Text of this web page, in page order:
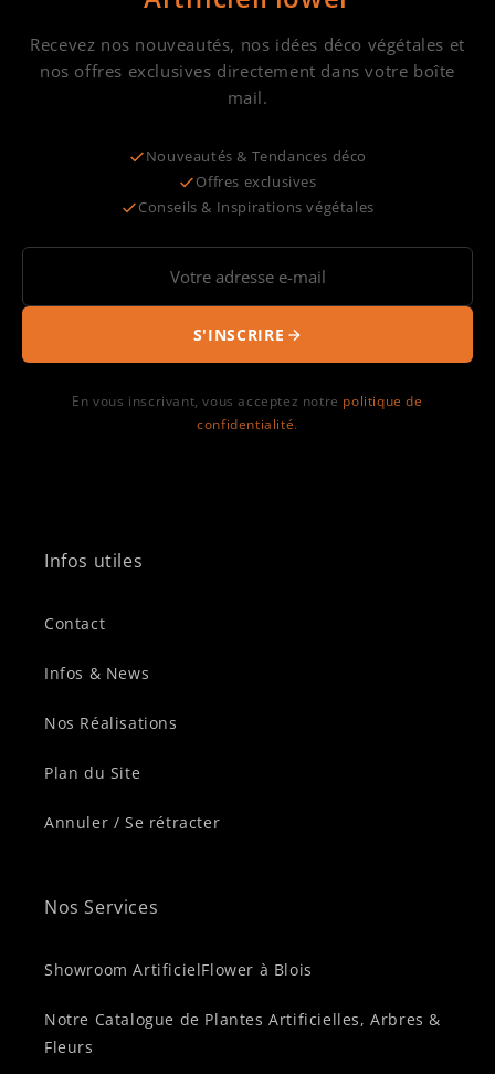
Recevez nos nouveautés, nos idées déco végétales et
nos offres exclusives directement dans votre boîte
mail.
Nouveautés & Tendances déco
Offres exclusives
Conseils & Inspirations végétales
S'INSCRIRE
En vous inscrivant, vous acceptez notre politique de
confidentialité.
Infos utiles
Contact
Infos & News
Nos Réalisations
Plan du Site
Annuler / Se rétracter
Nos Services
Showroom ArtificielFlower à Blois
Notre Catalogue de Plantes Artificielles, Arbres &
Fleurs